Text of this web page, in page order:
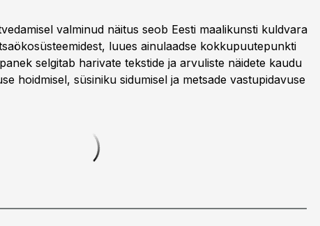
valminud näitus seob Eesti maalikunsti kuldvara
luues ainulaadse kokkupuutepunkti
selgitab harivate tekstide ja arvuliste näidete kaudu
hoidmisel, süsiniku sidumisel ja metsade vastupidavuse